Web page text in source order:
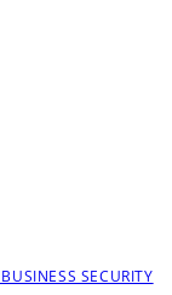
SECURITY